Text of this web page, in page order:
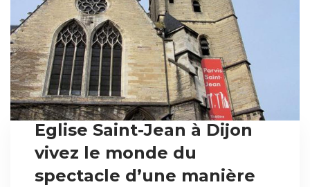
Eglise Saint-Jean à Dijon
vivez le monde du
spectacle d’une manière